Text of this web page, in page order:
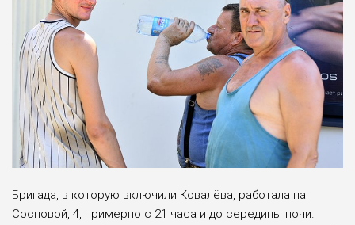
Бригада, в которую включили Ковалёва, работала на
Сосновой, 4, примерно с 21 часа и до середины ночи.